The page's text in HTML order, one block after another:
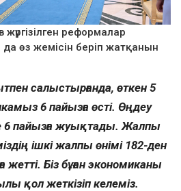
реформалар
өз жемісін беріп жатқанын
салыстырғанда, өткен 5
6 пайызға өсті. Өңдеу
6 пайызға жуықтады. Жалпы
ішкі жалпы өнімі 182-ден
жетті. Біз бұған экономиканы
қол жеткізіп келеміз.